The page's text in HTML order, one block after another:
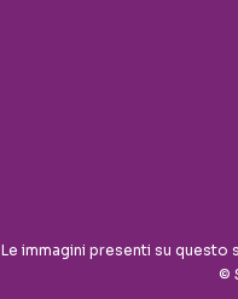
Le immagini presenti su questo
©